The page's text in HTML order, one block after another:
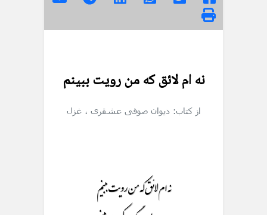
نه ام لائق که من رویت ببینم
از کتاب: دیوان صوفی عشقری ، غزل
نه ام لائق که من رویت ببینم